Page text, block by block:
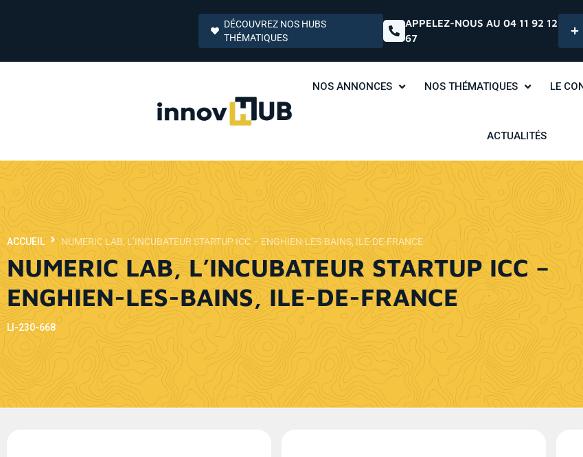
DÉCOUVREZ NOS HUBS
THÉMATIQUES
APPELEZ-NOUS AU 04 11 92 12
67
NOS ANNONCES NOS THÉMATIQUES LE
ACTUALITÉS
NUMERIC LAB, L’INCUBATEUR STARTUP ICC –
ENGHIEN-LES-BAINS, ILE-DE-FRANCE
ACCUEIL NUMERIC LAB, L’INCUBATEUR STARTUP ICC – ENGHIEN-LES-BAINS, ILE-DE-FRANCE
LI-230-668